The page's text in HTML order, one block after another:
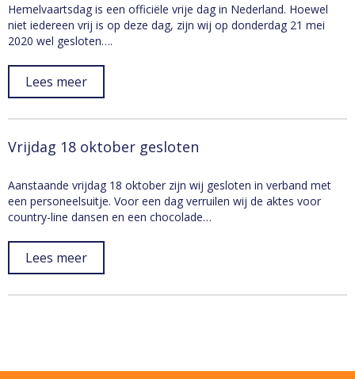
Hemelvaartsdag is een officiële vrije dag in Nederland. Hoewel
niet iedereen vrij is op deze dag, zijn wij op donderdag 21 mei
2020 wel gesloten….
Lees meer
Vrijdag 18 oktober gesloten
Aanstaande vrijdag 18 oktober zijn wij gesloten in verband met
een personeelsuitje. Voor een dag verruilen wij de aktes voor
country-line dansen en een chocolade…
Lees meer